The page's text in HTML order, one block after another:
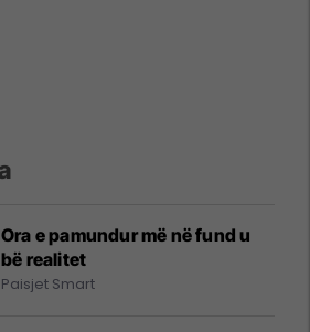
Ora e pamundur më në fund u
bë realitet
Paisjet Smart